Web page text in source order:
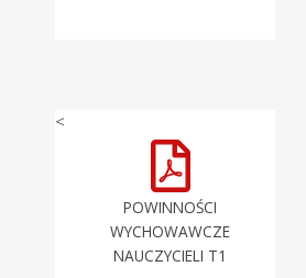
<
POWINNOŚCI
WYCHOWAWCZE
NAUCZYCIELI T1